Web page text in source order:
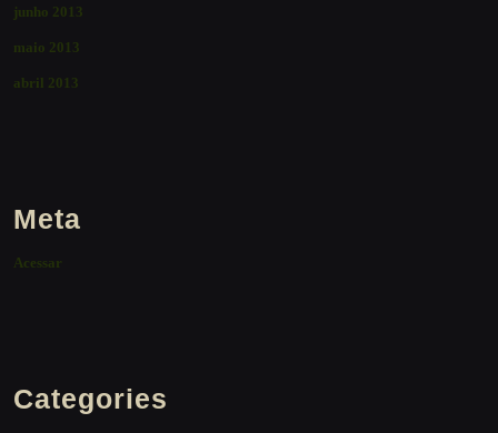
junho 2013
maio 2013
abril 2013
Meta
Acessar
Categories